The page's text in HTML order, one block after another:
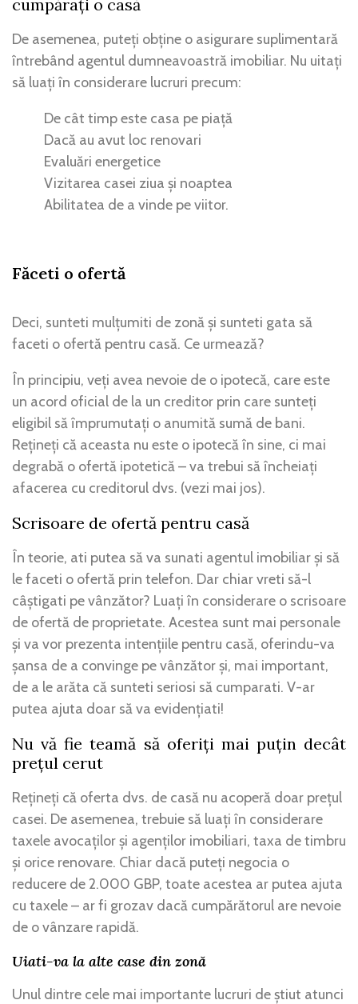
cumpărați o casă
De asemenea, puteți obține o asigurare suplimentară
întrebând agentul dumneavoastră imobiliar. Nu uitați
să luați în considerare lucruri precum:
De cât timp este casa pe piață
Dacă au avut loc renovari
Evaluări energetice
Vizitarea casei ziua și noaptea
Abilitatea de a vinde pe viitor.
Făceti o ofertă
Deci, sunteti mulțumiti de zonă și sunteti gata să
faceti o ofertă pentru casă. Ce urmează?
În principiu, veți avea nevoie de o ipotecă, care este
un acord oficial de la un creditor prin care sunteți
eligibil să împrumutați o anumită sumă de bani.
Rețineți că aceasta nu este o ipotecă în sine, ci mai
degrabă o ofertă ipotetică – va trebui să încheiați
afacerea cu creditorul dvs. (vezi mai jos).
Scrisoare de ofertă pentru casă
În teorie, ati putea să va sunati agentul imobiliar și să
le faceti o ofertă prin telefon. Dar chiar vreti să-l
câștigati pe vânzător? Luați în considerare o scrisoare
de ofertă de proprietate. Acestea sunt mai personale
și va vor prezenta intențiile pentru casă, oferindu-va
șansa de a convinge pe vânzător și, mai important,
de a le arăta că sunteti seriosi să cumparati. V-ar
putea ajuta doar să va evidențiati!
Nu vă fie teamă să oferiți mai puțin decât
prețul cerut
Rețineți că oferta dvs. de casă nu acoperă doar prețul
casei. De asemenea, trebuie să luați în considerare
taxele avocaților și agenților imobiliari, taxa de timbru
și orice renovare. Chiar dacă puteți negocia o
reducere de 2.000 GBP, toate acestea ar putea ajuta
cu taxele – ar fi grozav dacă cumpărătorul are nevoie
de o vânzare rapidă.
Uiati-va la alte case din zonă
Unul dintre cele mai importante lucruri de știut atunci